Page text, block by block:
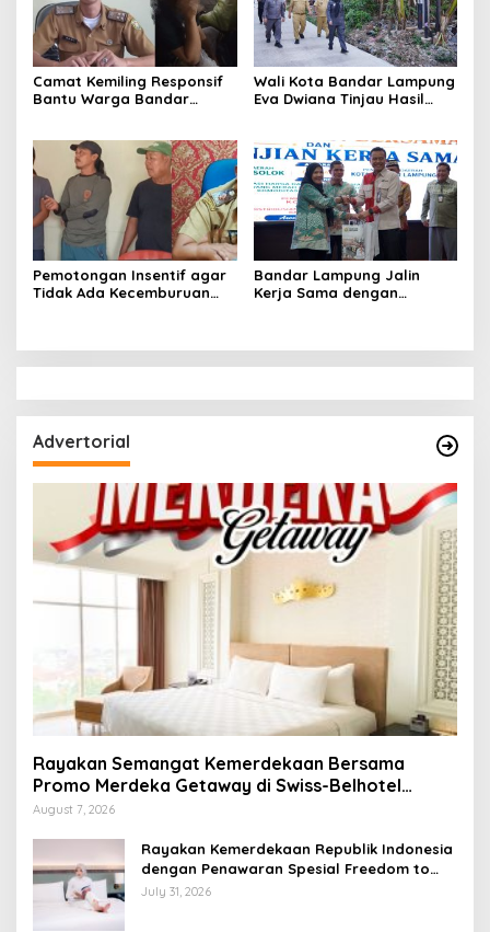
Camat Kemiling Responsif
Bantu Warga Bandar
Wali Kota Bandar Lampung
Eva Dwiana Tinjau Hasil
Pemotongan Insentif agar
Tidak Ada Kecemburuan
Bandar Lampung Jalin
Kerja Sama dengan
Advertorial
Rayakan Semangat Kemerdekaan Bersama
Promo Merdeka Getaway di Swiss-Belhotel
Lampung
August 7, 2026
Rayakan Kemerdekaan Republik Indonesia
dengan Penawaran Spesial Freedom to
Relax di Holiday Inn Lampung Bukit Randu
July 31, 2026